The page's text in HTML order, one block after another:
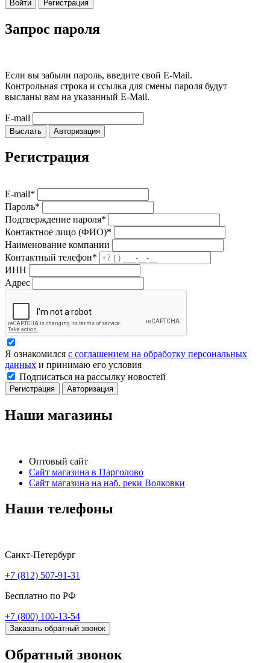
Войти Регистрация
Запрос пароля
Если вы забыли пароль, введите свой E-Mail.
Контрольная строка и ссылка для смены пароля будут
высланы вам на указанный E-Mail.
E-mail
Выслать Авторизация
Регистрация
E-mail*
Пароль*
Подтверждение пароля*
Контактное лицо (ФИО)*
Наименование компании
Контактный телефон*
ИНН
Адрес
Я ознакомился с соглашением на обработку персональных
данных и принимаю его условия
Подписаться на рассылку новостей
Регистрация Авторизация
Наши магазины
Оптовый сайт
Сайт магазина в Парголово
Сайт магазина на наб. реки Волковки
Наши телефоны
Санкт-Петербург
+7 (812) 507-91-31
Бесплатно по РФ
+7 (800) 100-13-54
Заказать обратный звонок
Обратный звонок